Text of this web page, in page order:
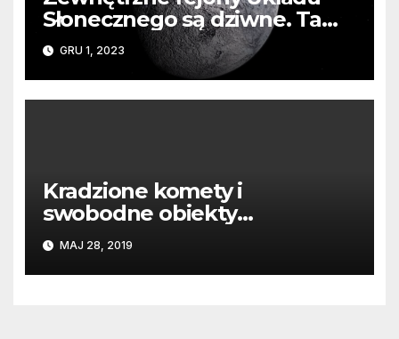
Słonecznego są dziwne. Ta
planeta karłowata jest…
miękka.
GRU 1, 2023
Kradzione komety i
swobodne obiekty
międzygwiezdne
MAJ 28, 2019